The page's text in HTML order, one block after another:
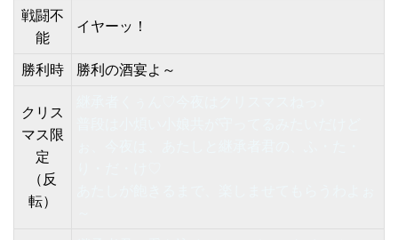
戦闘不
能
イヤーッ！
勝利時 勝利の酒宴よ～
クリス
マス限
定
（反
転）